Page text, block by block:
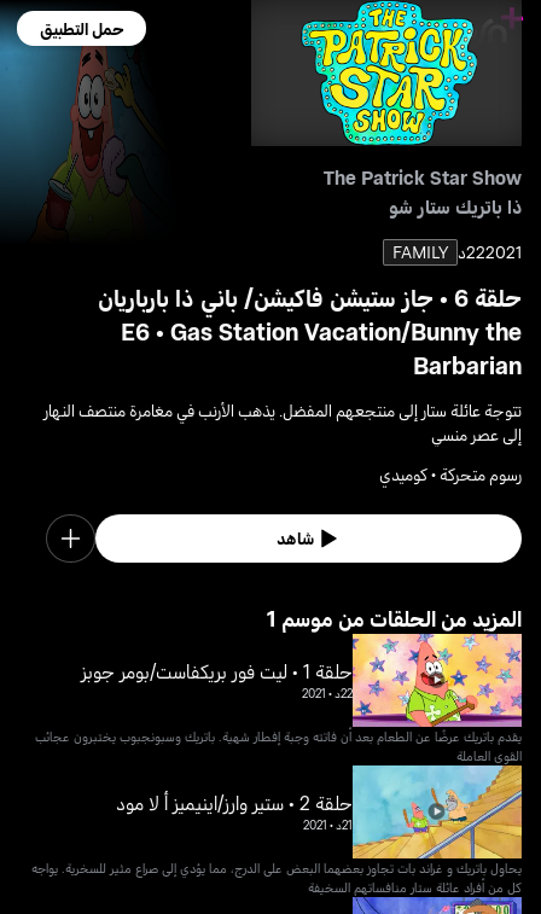
حمل التطبيق
The Patrick Star Show
ذا باتريك ستار شو
202122د FAMILY
حلقة 6 • جاز ستيشن فاكيشن/ باني ذا بارباريان
E6 • Gas Station Vacation/Bunny the
Barbarian
تتوجة عائلة ستار إلى منتجعهم المفضل. يذهب الأرنب في مغامرة منتصف النهار
إلى عصر منسي
رسوم متحركة • كوميدي
شاهد
1 المزيد من الحلقات من موسم
حلقة 1 • ليت فور بريكفاست/بومر جوبز
22د •
2021
يقدم باتريك عرضًا عن الطعام بعد أن فاتته وجبة إفطار شهية. باتريك وسبونجبوب يختبرون عجائب
القوى العاملة
حلقة 2 • ستير وارز/اينيميز أ لا مود
21د •
2021
يحاول باتريك و غراند بات تجاوز بعضهما البعض على الدرج، مما يؤدي إلى صراع مثير للسخرية. يواجه
كل من أفراد عائلة ستار منافساتهم السخيفة